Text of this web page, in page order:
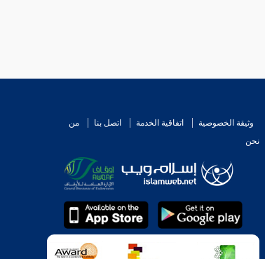
وثيقة الخصوصية اتفاقية الخدمة اتصل بنا
من
نحن